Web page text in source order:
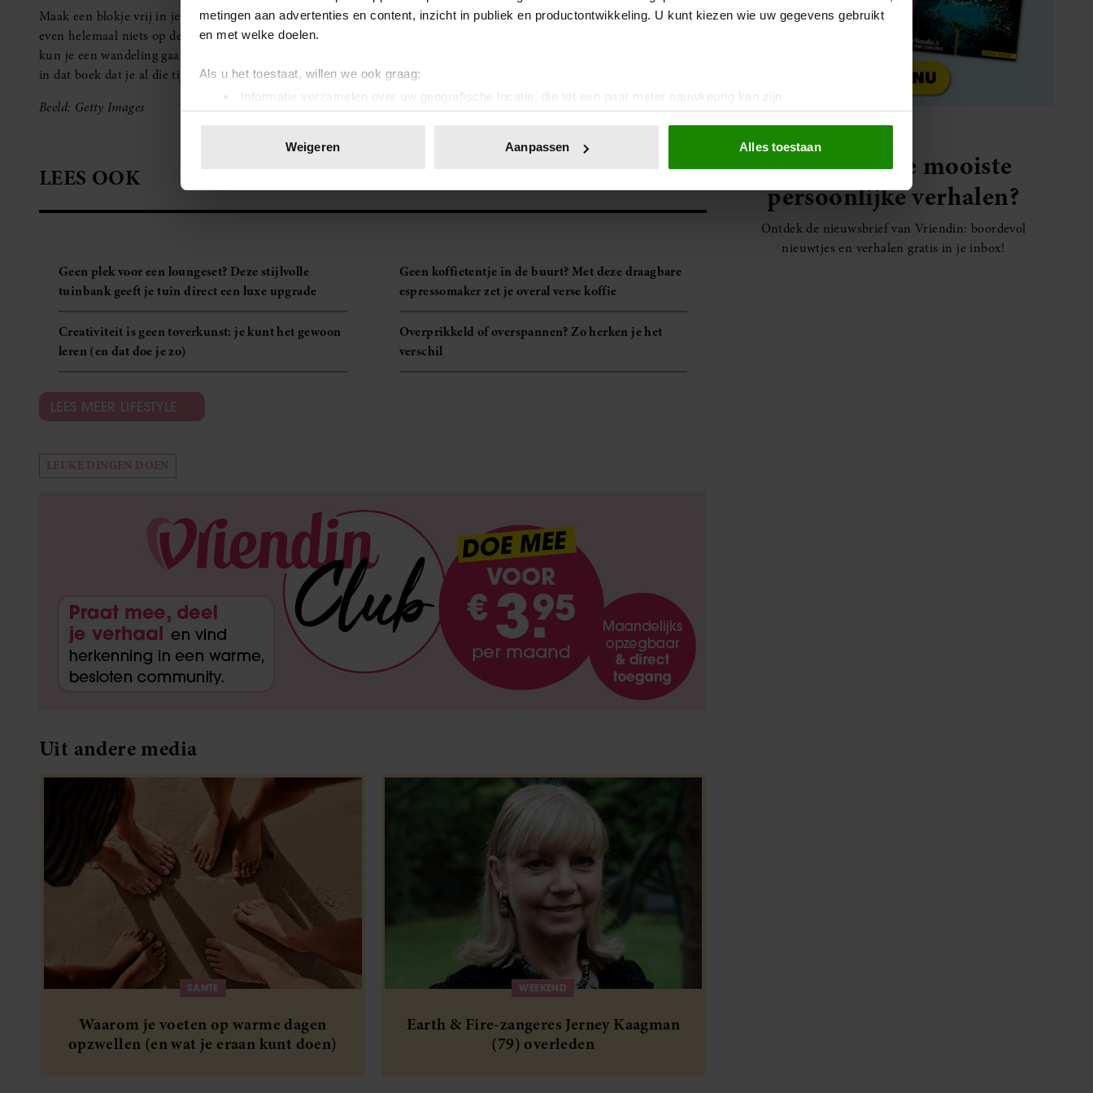
metingen aan advertenties en content, inzicht in publiek en productontwikkeling. U kunt kiezen wie uw gegevens gebruikt
en met welke doelen.
Als u het toestaat, willen we ook graag:
Informatie verzamelen over uw geografische locatie, die tot een paar meter nauwkeurig kan zijn
Uw apparaat identificeren door het actief te scannen op specifieke eigenschappen (fingerprinting)
toestemming op elk moment wijzigen of intrekken in de Cookieverklaring.
We gebruiken cookies om content en advertenties te personaliseren, om functies voor social media te bieden en om ons
websiteverkeer te analyseren. Ook delen we informatie over uw gebruik van onze site met onze partners voor social
media, adverteren en analyse. Deze partners kunnen deze gegevens combineren met andere informatie die u aan ze heeft
verstrekt of die ze hebben verzameld op basis van uw gebruik van hun services. U gaat akkoord met onze cookies als u
onze website blijft gebruiken.
Weigeren Aanpassen Alles toestaan
Maak een blokje vrij in je agenda om even helemaal niets te doen. Hoe heerlijk is dat? Door jezelf de tijd te gunnen om
even helemaal niets op de agenda te hebben, creëer je ruimte om te doen waar je op dat moment behoefte aan hebt. Zo
kun je een wandeling gaan maken in de buitenlucht, je favoriete serie of film opzetten, in bad gaan of eindelijk verder
in dat boek dat je al die tijd al uit wilt lezen.
Beeld: Getty Images
LEES OOK
Geen plek voor een loungeset? Deze stijlvolle
tuinbank geeft je tuin direct een luxe upgrade
Creativiteit is geen toverkunst: je kunt het gewoon
leren (en dat doe je zo)
Geen koffietentje in de buurt? Met deze draagbare
espressomaker zet je overal verse koffie
Overprikkeld of overspannen? Zo herken je het
verschil
LEES MEER LIFESTYLE
LEUKE DINGEN DOEN
Uit andere media
SANTE
Waarom je voeten op warme dagen
opzwellen (en wat je eraan kunt doen)
WEEKEND
Earth & Fire-zangeres Jerney Kaagman
(79) overleden
Elke week de mooiste
persoonlijke verhalen?
Ontdek de nieuwsbrief van Vriendin: boordevol
nieuwtjes en verhalen gratis in je inbox!